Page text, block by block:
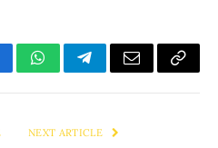
WhatsAppTelegramEmail Copy
NEXT ARTICLE